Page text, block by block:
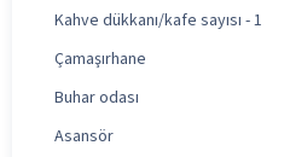
Kahve dükkanı/kafe sayısı - 1
Çamaşırhane
Buhar odası
Asansör